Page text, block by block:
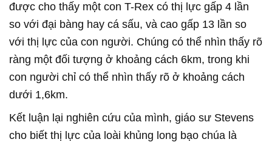
được cho thấy một con T-Rex có thị lực gấp 4 lần
so với đại bàng hay cá sấu, và cao gấp 13 lần so
với thị lực của con người. Chúng có thể nhìn thấy rõ
ràng một đối tượng ở khoảng cách 6km, trong khi
con người chỉ có thể nhìn thấy rõ ở khoảng cách
dưới 1,6km.
Kết luận lại nghiên cứu của mình, giáo sư Stevens
cho biết thị lực của loài khủng long bạo chúa là